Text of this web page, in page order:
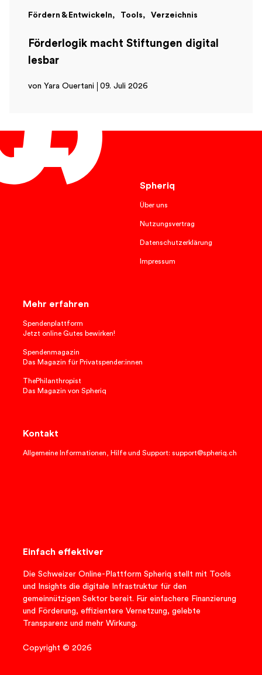
Fördern & Entwickeln Tools Verzeichnis
Förderlogik macht Stiftungen digital
lesbar
von Yara Ouertani 09. Juli 2026
Spheriq
Über uns
Nutzungsvertrag
Datenschutzerklärung
Impressum
Mehr erfahren
Spendenplattform
Jetzt online Gutes bewirken!
Spendenmagazin
Das Magazin für Privatspender:innen
ThePhilanthropist
Das Magazin von Spheriq
Kontakt
Allgemeine Informationen, Hilfe und Support: support@spheriq.ch
Einfach effektiver
Die Schweizer Online-Plattform Spheriq stellt mit Tools
und Insights die digitale Infrastruktur für den
gemeinnützigen Sektor bereit. Für einfachere Finanzierung
und Förderung, effizientere Vernetzung, gelebte
Transparenz und mehr Wirkung.
Copyright © 2026